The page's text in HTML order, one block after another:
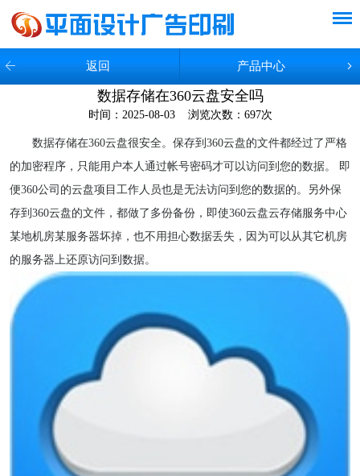
返回 产品中心
数据存储在360云盘安全吗
时间：2025-08-03 浏览次数： 697次
数据存储在360云盘很安全。保存到360云盘的文件都经过了严格
的加密程序，只能用户本人通过帐号密码才可以访问到您的数据。 即
便360公司的云盘项目工作人员也是无法访问到您的数据的。另外保
存到360云盘的文件，都做了多份备份，即使360云盘云存储服务中心
某地机房某服务器坏掉，也不用担心数据丢失，因为可以从其它机房
的服务器上还原访问到数据。